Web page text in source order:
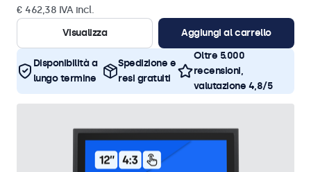
€ 462,38 IVA incl.
Visualizza
Aggiungi al carrello
Disponibilità a
lungo termine
Spedizione e
resi gratuiti
Oltre 5.000
recensioni,
valutazione 4,8/5